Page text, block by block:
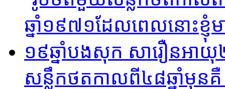
សន្លឹកថតកាលពី៤៨ឆ្នាំមុន